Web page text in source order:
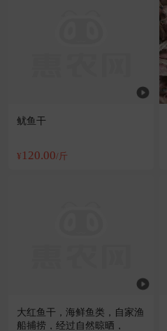
鱿鱼干
¥ 120.00/斤
大红鱼干，海鲜鱼类，自家渔
船捕捞，经过自然晾晒，